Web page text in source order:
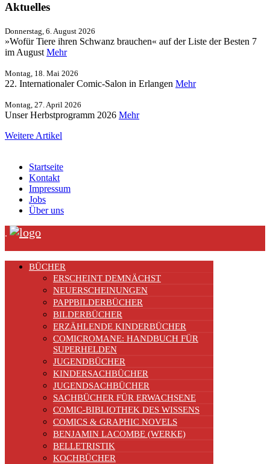
Aktuelles
Donnerstag, 6. August 2026
»Wofür Tiere ihren Schwanz brauchen« auf der Liste der Besten 7
im August Mehr
Montag, 18. Mai 2026
22. Internationaler Comic-Salon in Erlangen Mehr
Montag, 27. April 2026
Unser Herbstprogramm 2026 Mehr
Weitere Artikel
Startseite
Kontakt
Impressum
Jobs
Über uns
.
BÜCHER
ERSCHEINT DEMNÄCHST
NEUERSCHEINUNGEN
PAPPBILDERBÜCHER
BILDERBÜCHER
ERZÄHLENDE KINDERBÜCHER
COMICROMANE: HANDBUCH FÜR
SUPERHELDEN
JUGENDBÜCHER
KINDERSACHBÜCHER
JUGENDSACHBÜCHER
SACHBÜCHER FÜR ERWACHSENE
COMIC-BIBLIOTHEK DES WISSENS
COMICS & GRAPHIC NOVELS
BENJAMIN LACOMBE (WERKE)
BELLETRISTIK
KOCHBÜCHER